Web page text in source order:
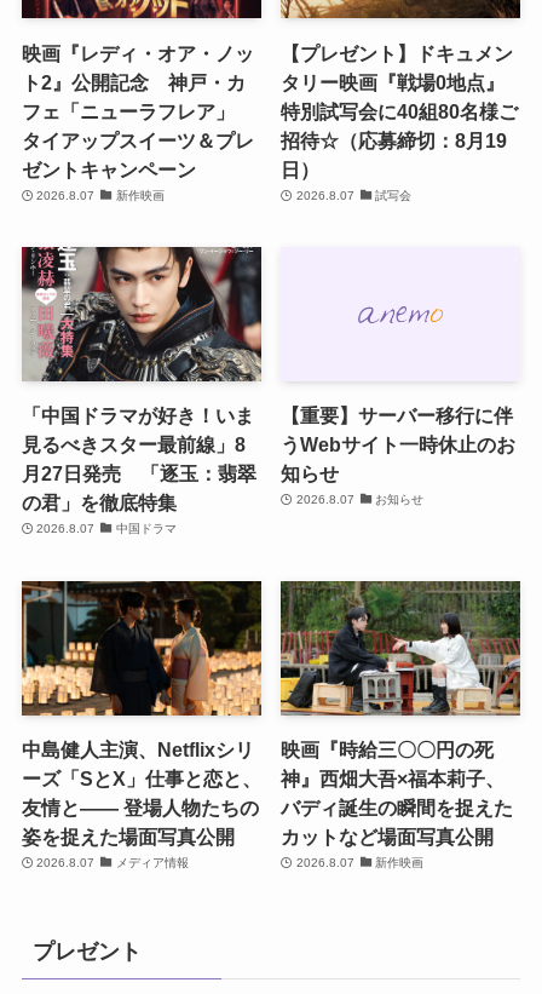
映画『レディ・オア・ノッ
ト2』公開記念 神戸・カ
フェ「ニューラフレア」
タイアップスイーツ＆プレ
ゼントキャンペーン
2026.8.07 新作映画
【プレゼント】ドキュメン
タリー映画『戦場0地点』
特別試写会に40組80名様ご
招待☆（応募締切：8月19
日）
2026.8.07 試写会
「中国ドラマが好き！いま
見るべきスター最前線」8
月27日発売 「逐玉：翡翠
の君」を徹底特集
2026.8.07 中国ドラマ
【重要】サーバー移行に伴
うWebサイト一時休止のお
知らせ
2026.8.07 お知らせ
中島健人主演、Netflixシリ
ーズ「SとX」仕事と恋と、
友情と―― 登場人物たちの
姿を捉えた場面写真公開
2026.8.07 メディア情報
映画『時給三〇〇円の死
神』西畑大吾×福本莉子、
バディ誕生の瞬間を捉えた
カットなど場面写真公開
2026.8.07 新作映画
プレゼント